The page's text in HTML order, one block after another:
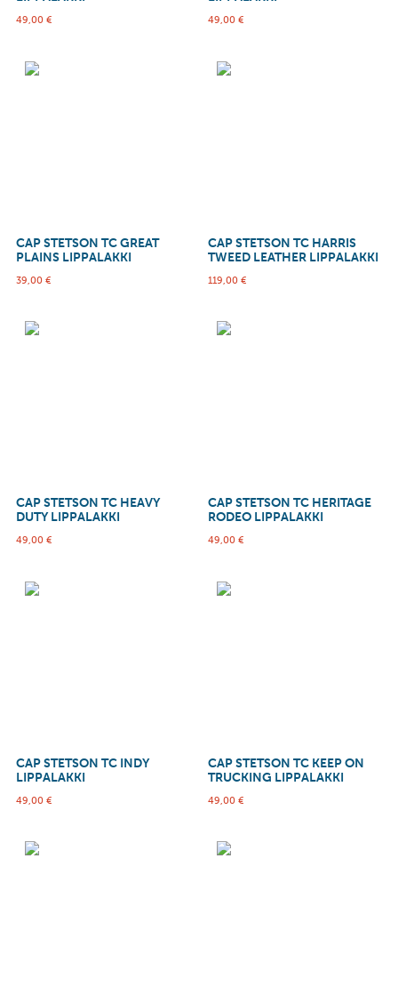
49,00 € 49,00 €
CAP STETSON TC GREAT
PLAINS LIPPALAKKI
39,00 €
CAP STETSON TC HARRIS
TWEED LEATHER LIPPALAKKI
119,00 €
CAP STETSON TC HEAVY
DUTY LIPPALAKKI
49,00 €
CAP STETSON TC HERITAGE
RODEO LIPPALAKKI
49,00 €
CAP STETSON TC INDY
LIPPALAKKI
49,00 €
CAP STETSON TC KEEP ON
TRUCKING LIPPALAKKI
49,00 €